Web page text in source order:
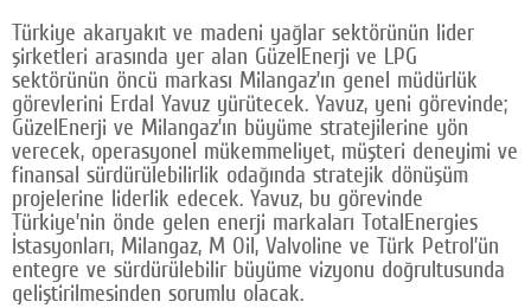
Google Plus
© 2026 TÜM HAKLARI SAKLIDIR
Türkiye akaryakıt ve madeni yağlar sektörünün lider
şirketleri arasında yer alan GüzelEnerji ve LPG
sektörünün öncü markası Milangaz’ın genel müdürlük
görevlerini Erdal Yavuz yürütecek. Yavuz, yeni görevinde;
GüzelEnerji ve Milangaz’ın büyüme stratejilerine yön
verecek, operasyonel mükemmeliyet, müşteri deneyimi ve
finansal sürdürülebilirlik odağında stratejik dönüşüm
projelerine liderlik edecek. Yavuz, bu görevinde
Türkiye’nin önde gelen enerji markaları TotalEnergies
İstasyonları, Milangaz, M Oil, Valvoline ve Türk Petrol’ün
entegre ve sürdürülebilir büyüme vizyonu doğrultusunda
geliştirilmesinden sorumlu olacak.